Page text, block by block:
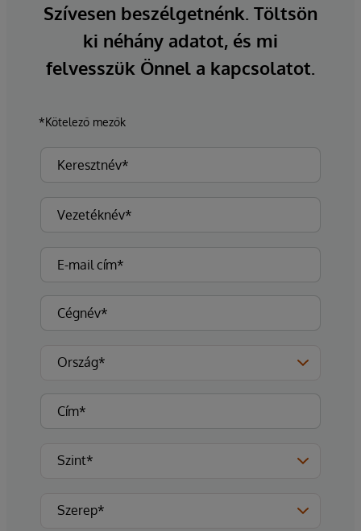
Szívesen beszélgetnénk. Töltsön
ki néhány adatot, és mi
felvesszük Önnel a kapcsolatot.
*Kötelező mezők